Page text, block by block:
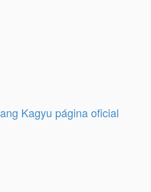
Kagyu página oficial